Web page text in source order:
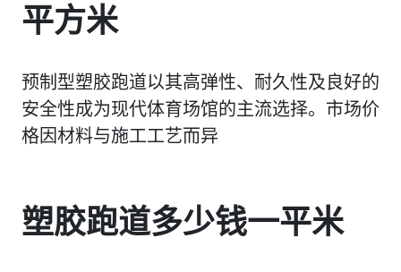
平方米
预制型塑胶跑道以其高弹性、耐久性及良好的
安全性成为现代体育场馆的主流选择。市场价
格因材料与施工工艺而异
塑胶跑道多少钱一平米